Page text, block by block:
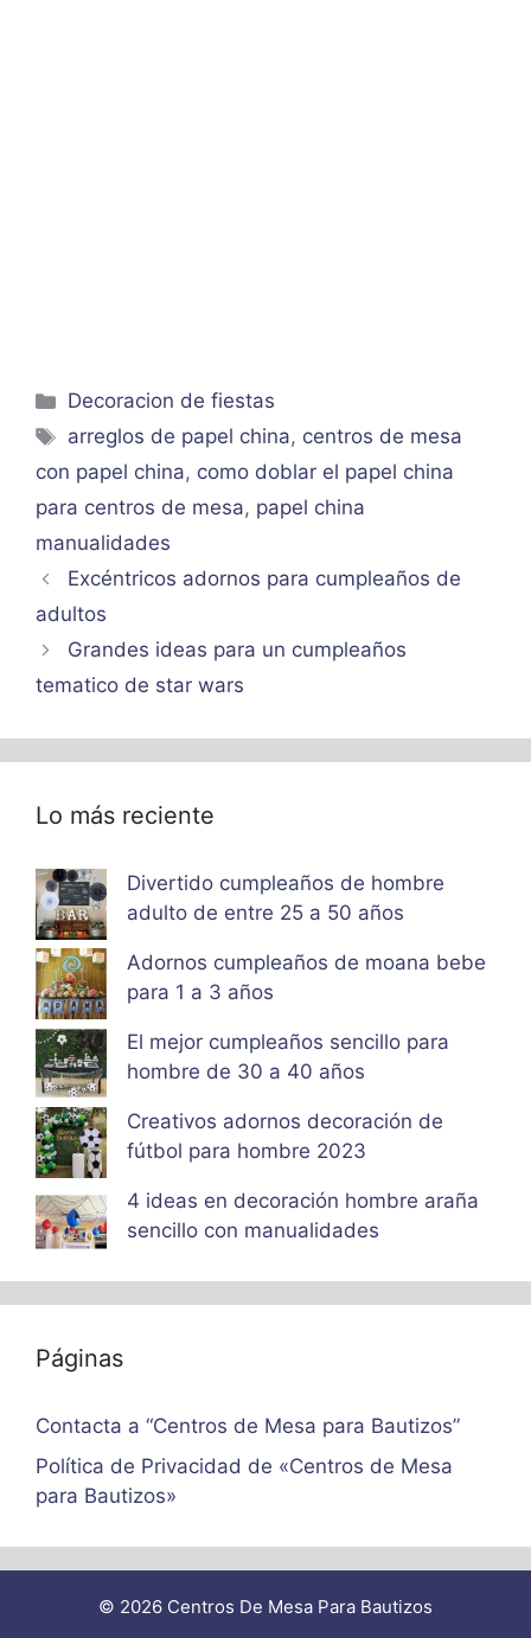
Categorías
Decoracion de fiestas
Etiquetas
arreglos de papel china, centros de mesa
con papel china, como doblar el papel china
para centros de mesa, papel china
manualidades
Excéntricos adornos para cumpleaños de
adultos
Grandes ideas para un cumpleaños
tematico de star wars
Lo más reciente
Divertido cumpleaños de hombre
adulto de entre 25 a 50 años
Adornos cumpleaños de moana bebe
para 1 a 3 años
El mejor cumpleaños sencillo para
hombre de 30 a 40 años
Creativos adornos decoración de
fútbol para hombre 2023
4 ideas en decoración hombre araña
sencillo con manualidades
Páginas
Contacta a “Centros de Mesa para Bautizos”
Política de Privacidad de «Centros de Mesa
para Bautizos»
© 2026 Centros De Mesa Para Bautizos